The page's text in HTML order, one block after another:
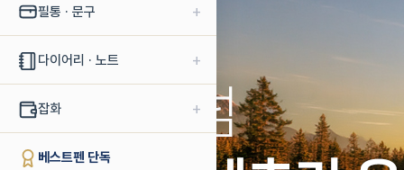
필통 · 문구 +
다이어리 · 노트 +
잡화 +
베스트펜 단독